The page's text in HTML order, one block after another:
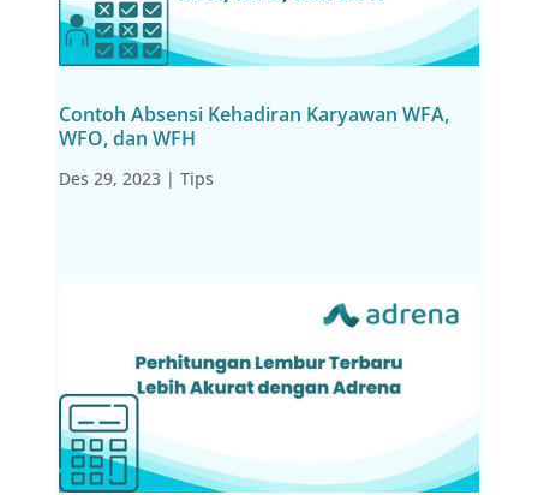
Contoh Absensi Kehadiran Karyawan WFA,
WFO, dan WFH
Des 29, 2023 |Tips